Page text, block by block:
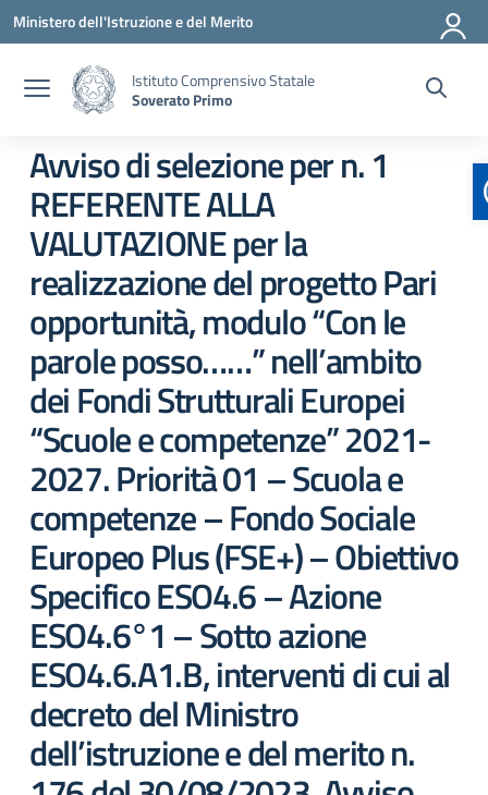
Vai ai contenuti
Vai al menu di navigazione
Vai al footer
Ministero dell'Istruzione e del Merito
Istituto Comprensivo Statale
Soverato Primo
Avviso di selezione per n. 1
REFERENTE ALLA
VALUTAZIONE per la
realizzazione del progetto Pari
opportunità, modulo “Con le
parole posso……” nell’ambito
dei Fondi Strutturali Europei
“Scuole e competenze” 2021-
2027. Priorità 01 – Scuola e
competenze – Fondo Sociale
Europeo Plus (FSE+) – Obiettivo
Specifico ESO4.6 – Azione
ESO4.6°1 – Sotto azione
ESO4.6.A1.B, interventi di cui al
decreto del Ministro
dell’istruzione e del merito n.